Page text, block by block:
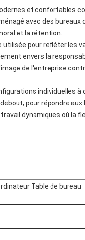
et confortables
avec des bureaux
et la rétention.
utilisée pour refléter les
envers la
de l'entreprise
individuelles à
pour répondre aux
dynamiques où la
Table de bureau